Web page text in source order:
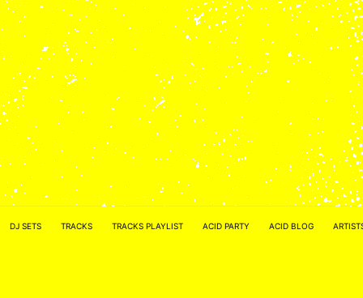
ACID NETWORK :FACEBOOK
DJ SETS TRACKS TRACKS PLAYLIST ACID PARTY ACID BLOG